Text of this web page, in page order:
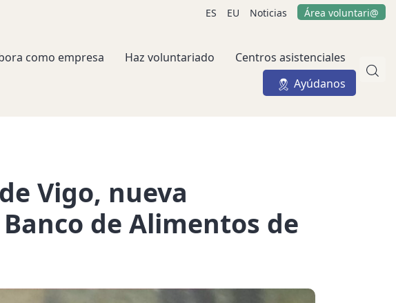
ES EU Noticias Área voluntari@
como empresa Haz voluntariado
Centros asistenciales
Ayúdanos
Vigo, nueva
de Alimentos de